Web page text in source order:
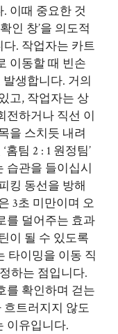
이때 중요한 것
인 창’을 의도적
. 작업자는 카트
이동할 때 빈손
생합니다. 거의
고, 작업자는 상
전하거나 직선 이
을 스치듯 내려
팀 2 : 1 원정팀’
습관을 들이십시
킹 동선을 방해
3초 미만이며 오
를 덜어주는 효과
이 될 수 있도록
타이밍을 이동 직
하는 점입니다.
를 확인하며 걷는
트러지지 않도
이유입니다.